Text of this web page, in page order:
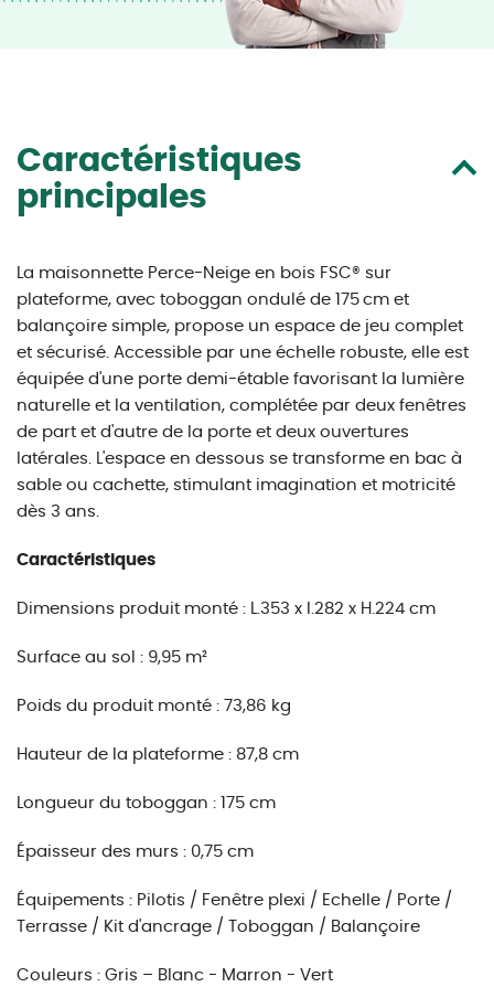
Caractéristiques
principales
La maisonnette Perce-Neige en bois FSC® sur
plateforme, avec toboggan ondulé de 175 cm et
balançoire simple, propose un espace de jeu complet
et sécurisé. Accessible par une échelle robuste, elle est
équipée d'une porte demi-étable favorisant la lumière
naturelle et la ventilation, complétée par deux fenêtres
de part et d'autre de la porte et deux ouvertures
latérales. L'espace en dessous se transforme en bac à
sable ou cachette, stimulant imagination et motricité
dès 3 ans.
Caractéristiques
Dimensions produit monté : L.353 x l.282 x H.224 cm
Surface au sol : 9,95 m²
Poids du produit monté : 73,86 kg
Hauteur de la plateforme : 87,8 cm
Longueur du toboggan : 175 cm
Épaisseur des murs : 0,75 cm
Équipements : Pilotis / Fenêtre plexi / Echelle / Porte /
Terrasse / Kit d'ancrage / Toboggan / Balançoire
Couleurs : Gris – Blanc - Marron - Vert